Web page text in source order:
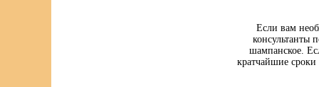
Если вам
консультанты
шампанское.
кратчайшие